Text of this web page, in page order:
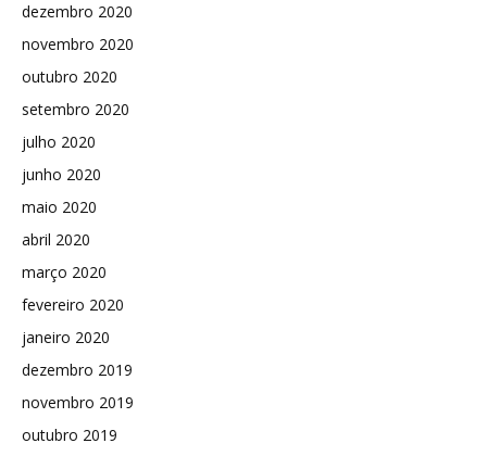
dezembro 2020
novembro 2020
outubro 2020
setembro 2020
julho 2020
junho 2020
maio 2020
abril 2020
março 2020
fevereiro 2020
janeiro 2020
dezembro 2019
novembro 2019
outubro 2019